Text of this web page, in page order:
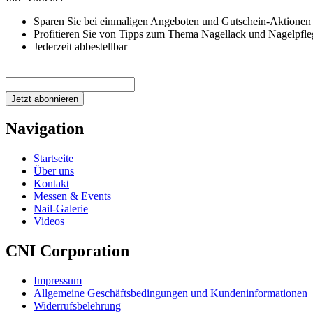
Sparen Sie bei einmaligen Angeboten und Gutschein-Aktionen
Profitieren Sie von Tipps zum Thema Nagellack und
Jederzeit abbestellbar
Jetzt abonnieren
Navigation
Startseite
Über uns
Kontakt
Messen & Events
Nail-Galerie
Videos
CNI Corporation
Impressum
Allgemeine Geschäftsbedingungen und Kundeninformationen
Widerrufsbelehrung